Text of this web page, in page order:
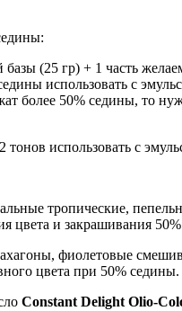
базы (25 гр) + 1 часть
использовать с
более 50% седины, то
тонов использовать с
тропические,
цвета и закрашивания
фиолетовые
цвета при 50% седины.
Constant Delight Olio-